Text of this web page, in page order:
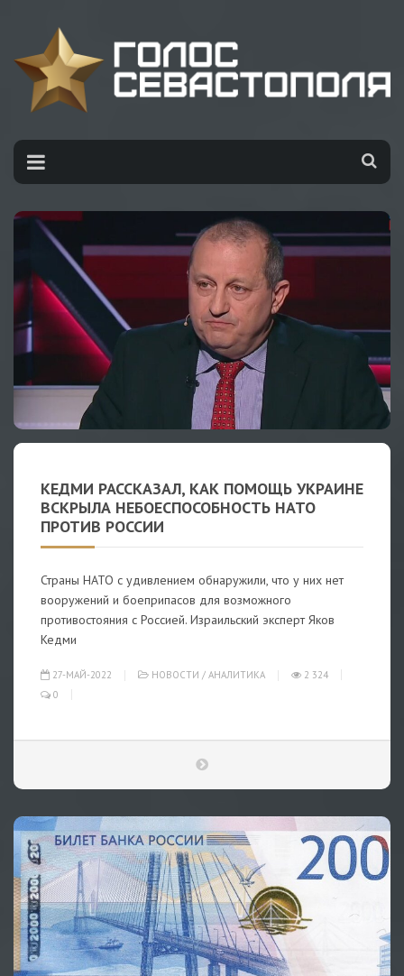
КЕДМИ РАССКАЗАЛ, КАК ПОМОЩЬ УКРАИНЕ
ВСКРЫЛА НЕБОЕСПОСОБНОСТЬ НАТО
ПРОТИВ РОССИИ
Страны НАТО с удивлением обнаружили, что у них нет
вооружений и боеприпасов для возможного
противостояния с Россией. Израильский эксперт Яков
Кедми
27-МАЙ-2022 НОВОСТИ / АНАЛИТИКА
2 324
0